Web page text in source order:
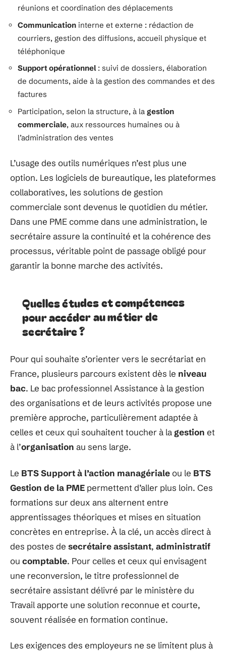
réunions et coordination des déplacements
Communication interne et externe : rédaction de
courriers, gestion des diffusions, accueil physique et
téléphonique
Support opérationnel: suivi de dossiers, élaboration
de documents, aide à la gestion des commandes et des
factures
Participation, selon la structure, à la gestion
commerciale, aux ressources humaines ou à
l’administration des ventes
L’usage des outils numériques n’est plus une
option. Les logiciels de bureautique, les plateformes
collaboratives, les solutions de gestion
commerciale sont devenus le quotidien du métier.
Dans une PME comme dans une administration, le
secrétaire assure la continuité et la cohérence des
processus, véritable point de passage obligé pour
garantir la bonne marche des activités.
Quelles études et compétences
pour accéder au métier de
secrétaire ?
Pour qui souhaite s’orienter vers le secrétariat en
France, plusieurs parcours existent dès le niveau
bac. Le bac professionnel Assistance à la gestion
des organisations et de leurs activités propose une
première approche, particulièrement adaptée à
celles et ceux qui souhaitent toucher à la gestion et
à l’organisation au sens large.
Le BTS Support à l’action managérialeou le BTS
Gestion de la PME permettent d’aller plus loin. Ces
formations sur deux ans alternent entre
apprentissages théoriques et mises en situation
concrètes en entreprise. À la clé, un accès direct à
des postes de secrétaire assistant, administratif
ou comptable. Pour celles et ceux qui envisagent
une reconversion, le titre professionnel de
secrétaire assistant délivré par le ministère du
Travail apporte une solution reconnue et courte,
souvent réalisée en formation continue.
Les exigences des employeurs ne se limitent plus à